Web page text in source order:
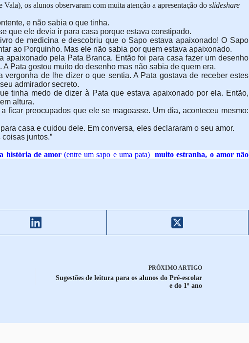
os alunos observaram com muita atenção a apresentação do slideshare
e não sabia o que tinha.
que ele devia ir para casa porque estava constipado.
de medicina e descobriu que o Sapo estava apaixonado! O Sapo
ao Porquinho. Mas ele não sabia por quem estava apaixonado.
apaixonado pela Pata Branca. Então foi para casa fazer um desenho
Pata gostou muito do desenho mas não sabia de quem era.
de lhe dizer o que sentia. A Pata gostava de receber estes
admirador secreto.
tinha medo de dizer à Pata que estava apaixonado por ela. Então,
altura.
ficar preocupados que ele se magoasse. Um dia, aconteceu mesmo:
casa e cuidou dele. Em conversa, eles declararam o seu amor.
juntos.”
história de amor(entre um sapo e uma pata) muito estranha, o amor não
PRÓXIMOARTIGO
Sugestões de leitura para os alunos do Pré-escolar
e do 1º ano